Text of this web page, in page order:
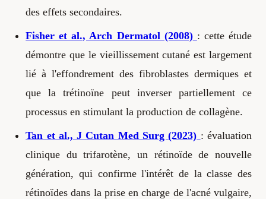
des effets secondaires.
Fisher et al., Arch Dermatol (2008) : cette étude
démontre que le vieillissement cutané est largement
lié à l'effondrement des fibroblastes dermiques et
que la trétinoïne peut inverser partiellement ce
processus en stimulant la production de collagène.
Tan et al., J Cutan Med Surg (2023) : évaluation
clinique du trifarotène, un rétinoïde de nouvelle
génération, qui confirme l'intérêt de la classe des
rétinoïdes dans la prise en charge de l'acné vulgaire,